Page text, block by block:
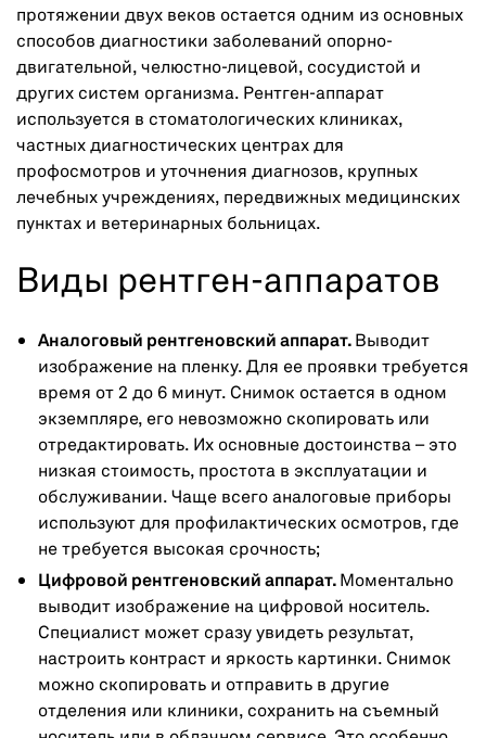
протяжении двух веков остается одним из основных
способов диагностики заболеваний опорно-
двигательной, челюстно-лицевой, сосудистой и
других систем организма. Рентген-аппарат
используется в стоматологических клиниках,
частных диагностических центрах для
профосмотров и уточнения диагнозов, крупных
лечебных учреждениях, передвижных медицинских
пунктах и ветеринарных больницах.
Виды рентген-аппаратов
Аналоговый рентгеновский аппарат. Выводит
изображение на пленку. Для ее проявки требуется
время от 2 до 6 минут. Снимок остается в одном
экземпляре, его невозможно скопировать или
отредактировать. Их основные достоинства – это
низкая стоимость, простота в эксплуатации и
обслуживании. Чаще всего аналоговые приборы
используют для профилактических осмотров, где
не требуется высокая срочность;
Цифровой рентгеновский аппарат. Моментально
выводит изображение на цифровой носитель.
Специалист может сразу увидеть результат,
настроить контраст и яркость картинки. Снимок
можно скопировать и отправить в другие
отделения или клиники, сохранить на съемный